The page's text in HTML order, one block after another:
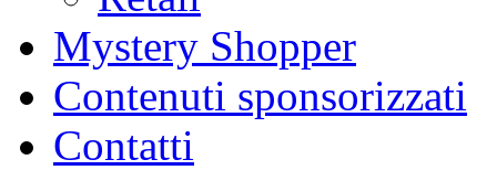
Mystery Shopper
Contenuti sponsorizzati
Contatti